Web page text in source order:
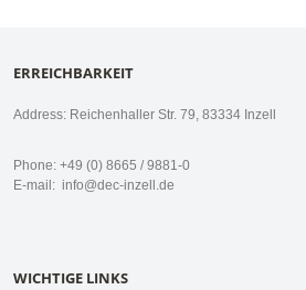
ERREICHBARKEIT
Address: Reichenhaller Str. 79, 83334 Inzell
Phone: +49 (0) 8665 / 9881-0
E-mail: info@dec-inzell.de
WICHTIGE LINKS